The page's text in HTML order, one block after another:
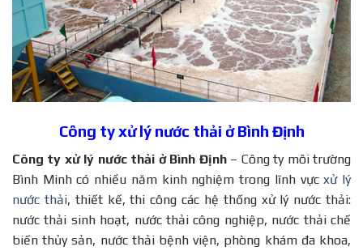
Công ty xử lý nước thải ở Bình Định
Công ty xử lý nước thải ở Bình Định– Công ty môi trường
Bình Minh có nhiều năm kinh nghiệm trong lĩnh vựcxử lý
nước thải, thiết kế, thi công các hệ thống xử lý nước thải:
nước thải sinh hoạt, nước thải công nghiệp, nước thải chế
biến thủy sản, nước thải bệnh viện, phòng khám đa khoa,